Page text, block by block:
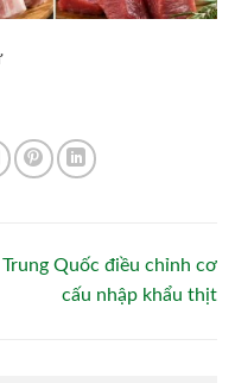
Trung Quốc điều chỉnh cơ
cấu nhập khẩu thịt